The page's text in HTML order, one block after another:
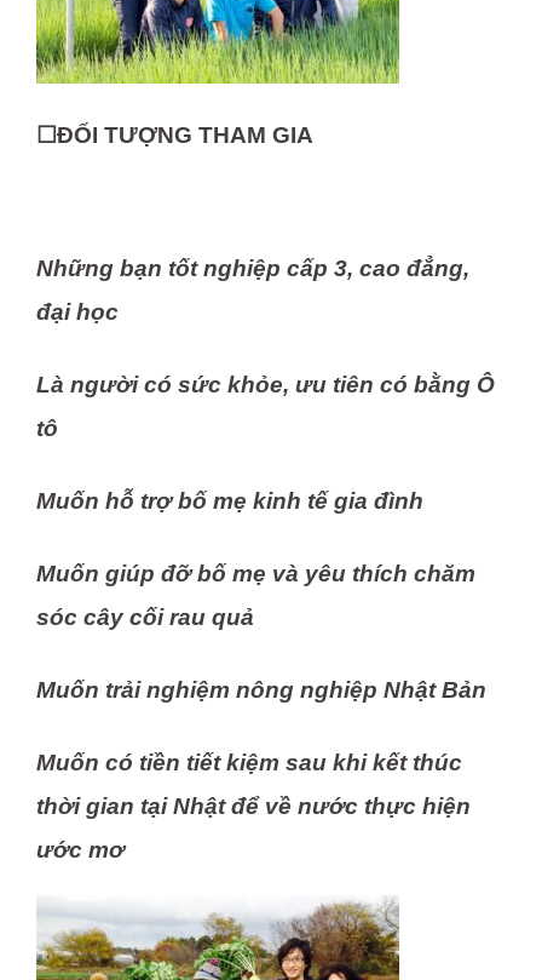
☐ĐỐI TƯỢNG THAM GIA
Những bạn tốt nghiệp cấp 3, cao đẳng,
đại học
Là người có sức khỏe, ưu tiên có bằng Ô
tô
Muốn hỗ trợ bố mẹ kinh tế gia đình
Muốn giúp đỡ bố mẹ và yêu thích chăm
sóc cây cối rau quả
Muốn trải nghiệm nông nghiệp Nhật Bản
Muốn có tiền tiết kiệm sau khi kết thúc
thời gian tại Nhật để về nước thực hiện
ước mơ